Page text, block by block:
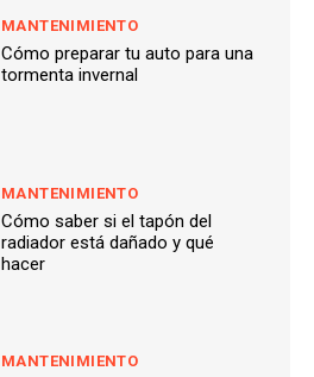
MANTENIMIENTO
Cómo preparar tu auto para una
tormenta invernal
MANTENIMIENTO
Cómo saber si el tapón del
radiador está dañado y qué
hacer
MANTENIMIENTO